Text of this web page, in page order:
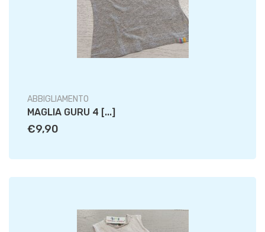
ABBIGLIAMENTO
MAGLIA GURU 4 [...]
€9,90